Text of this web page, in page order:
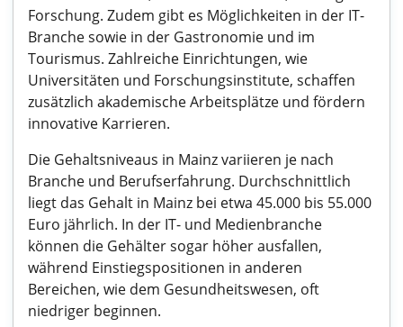
Forschung. Zudem gibt es Möglichkeiten in der IT-
Branche sowie in der Gastronomie und im
Tourismus. Zahlreiche Einrichtungen, wie
Universitäten und Forschungsinstitute, schaffen
zusätzlich akademische Arbeitsplätze und fördern
innovative Karrieren.
Die Gehaltsniveaus in Mainz variieren je nach
Branche und Berufserfahrung. Durchschnittlich
liegt das Gehalt in Mainz bei etwa 45.000 bis 55.000
Euro jährlich. In der IT- und Medienbranche
können die Gehälter sogar höher ausfallen,
während Einstiegspositionen in anderen
Bereichen, wie dem Gesundheitswesen, oft
niedriger beginnen.